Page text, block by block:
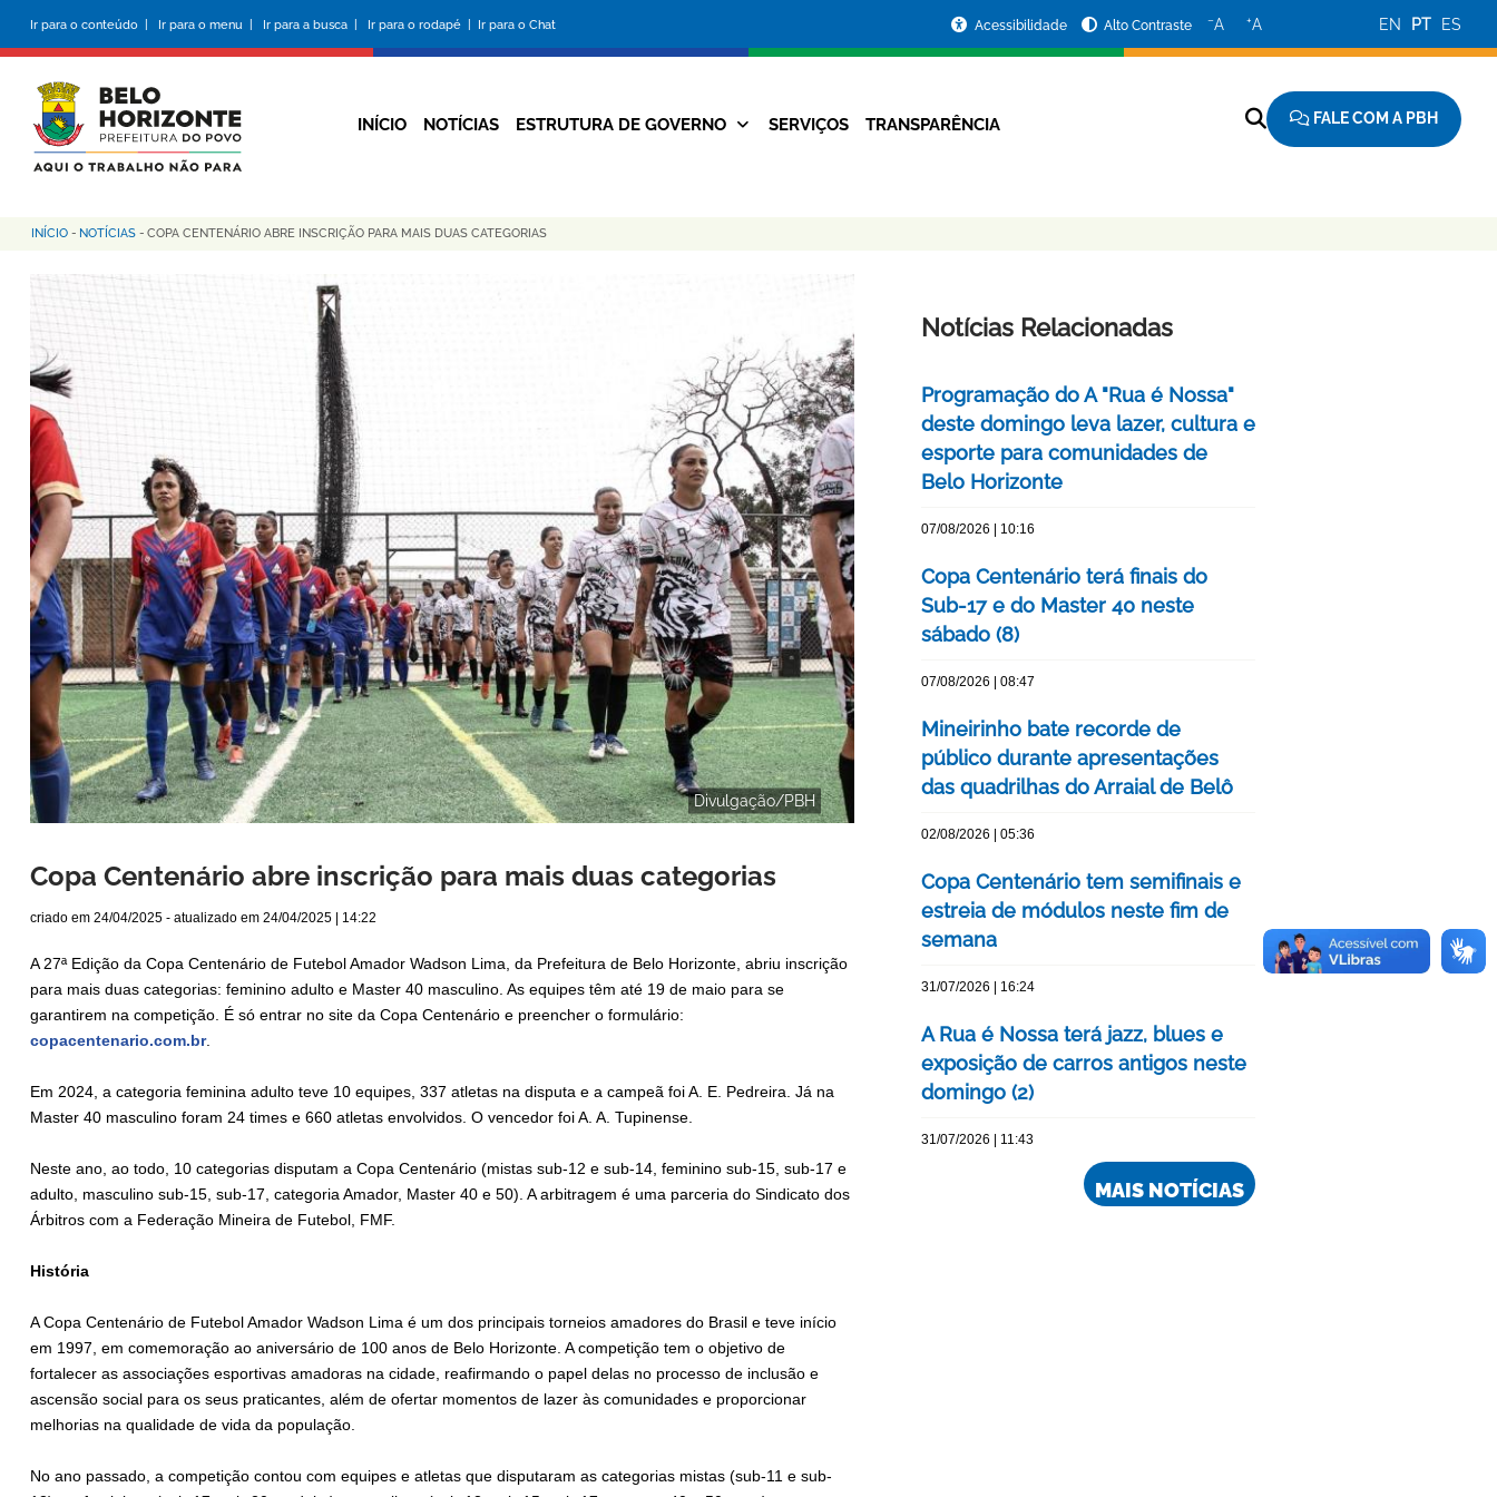
conteúdo
principal
Ir para o conteúdo | Ir para o menu | Ir para a busca | Ir para o rodapé | Ir para o Chat
da
Prefeitura
Acessibilidade Alto Contraste −A +A EN PT ES
Navegação
INÍCIO NOTÍCIAS ESTRUTURA DE GOVERNO SERVIÇOS TRANSPARÊNCIA FALE COM A PBH
Trilha
de
navegação
INÍCIO - NOTÍCIAS - COPA CENTENÁRIO ABRE INSCRIÇÃO PARA MAIS DUAS CATEGORIAS
Divulgação/PBH
Copa Centenário abre inscrição para mais duas categorias
criado em 24/04/2025 - atualizado em 24/04/2025 | 14:22
A 27ª Edição da Copa Centenário de Futebol Amador Wadson Lima, da Prefeitura de Belo Horizonte, abriu inscrição
para mais duas categorias: feminino adulto e Master 40 masculino. As equipes têm até 19 de maio para se
garantirem na competição. É só entrar no site da Copa Centenário e preencher o formulário:
copacentenario.com.br.
Em 2024, a categoria feminina adulto teve 10 equipes, 337 atletas na disputa e a campeã foi A. E. Pedreira. Já na
Master 40 masculino foram 24 times e 660 atletas envolvidos. O vencedor foi A. A. Tupinense.
Neste ano, ao todo, 10 categorias disputam a Copa Centenário (mistas sub-12 e sub-14, feminino sub-15, sub-17 e
adulto, masculino sub-15, sub-17, categoria Amador, Master 40 e 50). A arbitragem é uma parceria do Sindicato dos
Árbitros com a Federação Mineira de Futebol, FMF.
História
A Copa Centenário de Futebol Amador Wadson Lima é um dos principais torneios amadores do Brasil e teve início
em 1997, em comemoração ao aniversário de 100 anos de Belo Horizonte. A competição tem o objetivo de
fortalecer as associações esportivas amadoras na cidade, reafirmando o papel delas no processo de inclusão e
ascensão social para os seus praticantes, além de ofertar momentos de lazer às comunidades e proporcionar
melhorias na qualidade de vida da população.
No ano passado, a competição contou com equipes e atletas que disputaram as categorias mistas (sub-11 e sub-
Notícias Relacionadas
Programação do A "Rua é Nossa"
deste domingo leva lazer, cultura e
esporte para comunidades de
Belo Horizonte
07/08/2026 | 10:16
Copa Centenário terá finais do
Sub-17 e do Master 40 neste
sábado (8)
07/08/2026 | 08:47
Mineirinho bate recorde de
público durante apresentações
das quadrilhas do Arraial de Belô
02/08/2026 | 05:36
Copa Centenário tem semifinais e
estreia de módulos neste fim de
semana
31/07/2026 | 16:24
A Rua é Nossa terá jazz, blues e
exposição de carros antigos neste
domingo (2)
31/07/2026 | 11:43
MAIS NOTÍCIAS